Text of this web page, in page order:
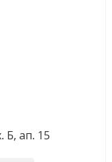
Б, ап. 15